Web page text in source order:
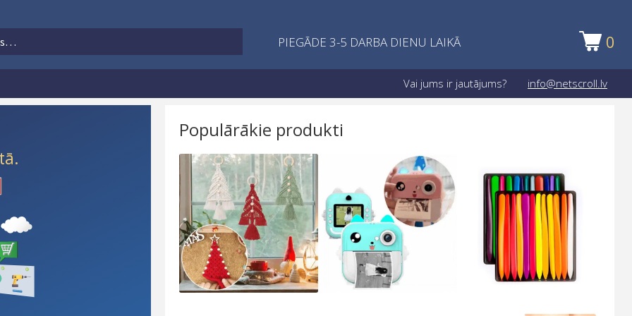
PIEGĀDE 3-5 DARBA DIENU LAIKĀ 0
Vai jums ir jautājums? info@netscroll.lv
Populārākie produkti